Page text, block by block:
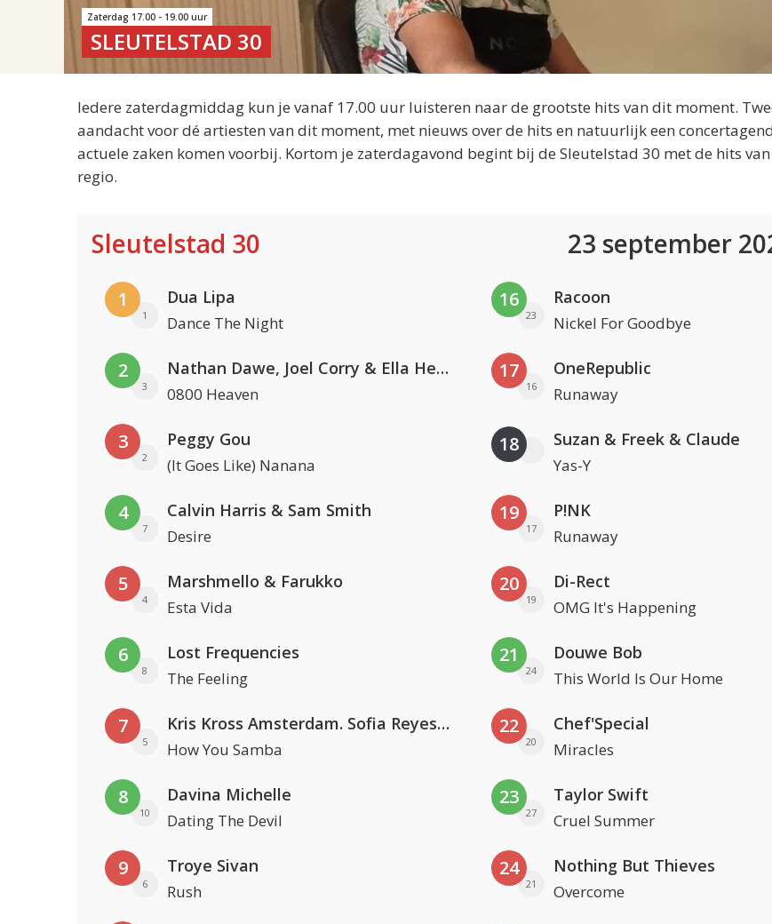
Zaterdag 17.00 - 19.00 uur
SLEUTELSTAD 30
Iedere zaterdagmiddag kun je vanaf 17.00 uur luisteren naar de grootste hits van dit moment.
aandacht voor dé artiesten van dit moment, met nieuws over de hits en natuurlijk een
actuele zaken komen voorbij. Kortom je zaterdagavond begint bij de Sleutelstad 30 met de hits van
regio.
Sleutelstad 30 23 september
1
1
Dua Lipa
Dance The Night
2
3
Nathan Dawe, Joel Corry & Ella Henderson
0800 Heaven
3
2
Peggy Gou
(It Goes Like) Nanana
4
7
Calvin Harris & Sam Smith
Desire
5
4
Marshmello & Farukko
Esta Vida
6
8
Lost Frequencies
The Feeling
7
5
Kris Kross Amsterdam. Sofia Reyes & Tinie Tempah
How You Samba
8
10
Davina Michelle
Dating The Devil
9
6
Troye Sivan
Rush
16
23
Racoon
Nickel For Goodbye
17
16
OneRepublic
Runaway
18 Suzan & Freek & Claude
Yas-Y
19
17
P!NK
Runaway
20
19
Di-Rect
OMG It's Happening
21
24
Douwe Bob
This World Is Our Home
22
20
Chef'Special
Miracles
23
27
Taylor Swift
Cruel Summer
24
21
Nothing But Thieves
Overcome